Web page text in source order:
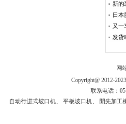
新的
发货
网
Copyright@ 2012-
联系电话：
自动行进式坡口机、 平板坡口机、 開先加工